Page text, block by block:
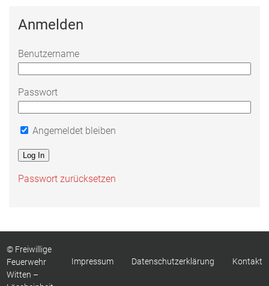
Anmelden
Benutzername
Passwort
Angemeldet bleiben
Passwort zurücksetzen
© Freiwillige
Feuerwehr
Witten –
Impressum Datenschutzerklärung Kontakt